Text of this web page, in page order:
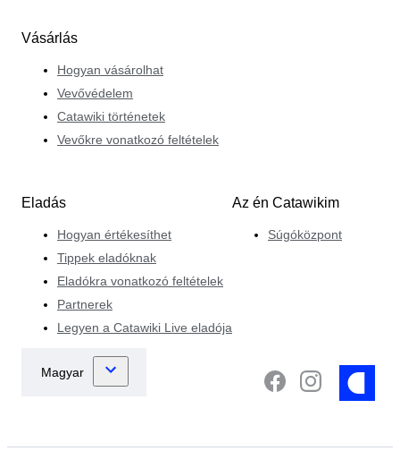
Vásárlás
Hogyan vásárolhat
Vevővédelem
Catawiki történetek
Vevőkre vonatkozó feltételek
Eladás
Hogyan értékesíthet
Tippek eladóknak
Eladókra vonatkozó feltételek
Partnerek
Legyen a Catawiki Live eladója
Az én Catawikim
Súgóközpont